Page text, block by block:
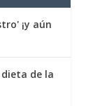
¡y aún
de la